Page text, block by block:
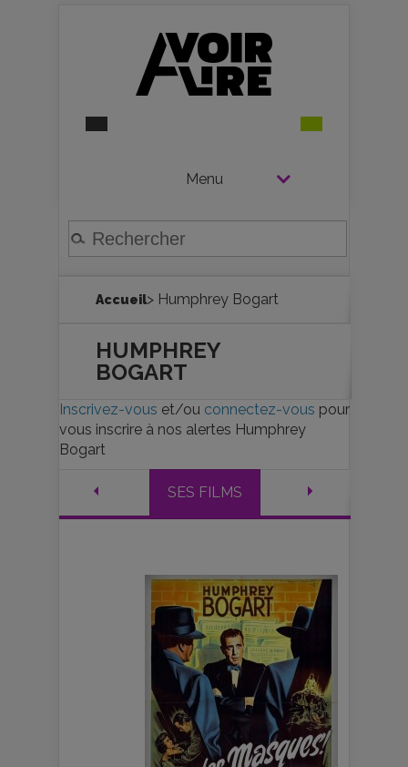
Menu
Accueil> Humphrey Bogart
HUMPHREY
BOGART
Inscrivez-vous et/ou connectez-vous pour
vous inscrire à nos alertes Humphrey
Bogart
SES FILMS